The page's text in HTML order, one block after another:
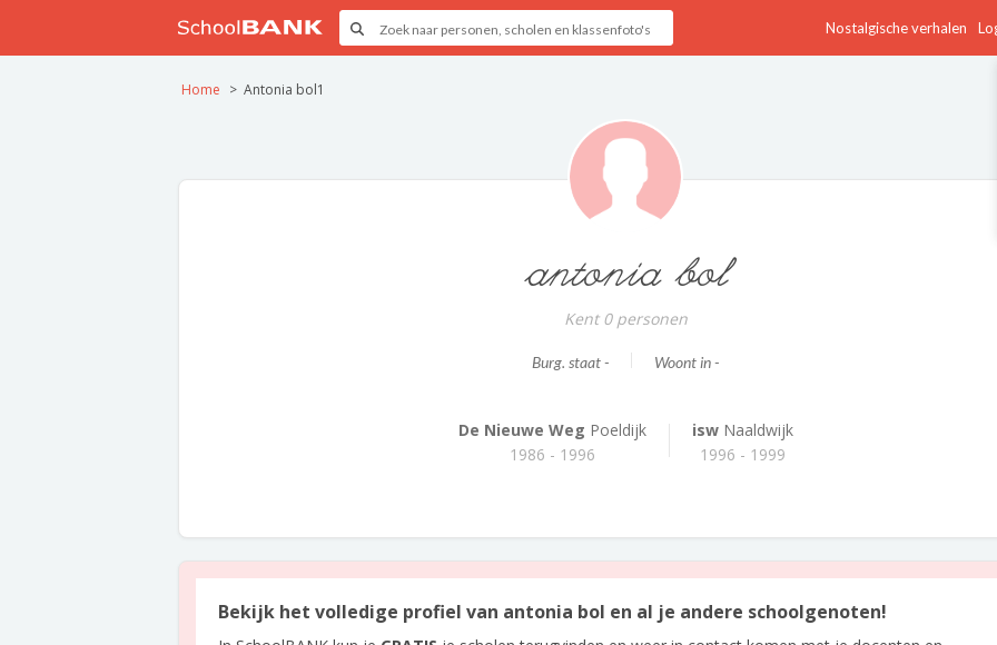
Nostalgische verhalen
Home Antonia bol1
antonia bol
Kent 0 personen
Burg. staat - Woont in -
De Nieuwe Weg Poeldijk
1986 - 1996
isw Naaldwijk
1996 - 1999
Bekijk het volledige profiel van antonia bol en al je andere schoolgenoten!